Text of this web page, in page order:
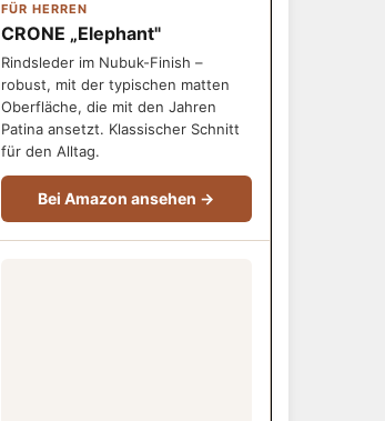
FÜR HERREN
CRONE „Elephant"
Rindsleder im Nubuk-Finish –
robust, mit der typischen matten
Oberfläche, die mit den Jahren
Patina ansetzt. Klassischer Schnitt
für den Alltag.
Bei Amazon ansehen →